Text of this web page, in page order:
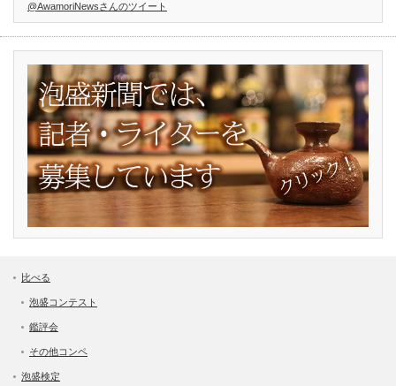
@AwamoriNewsさんのツイート
比べる
泡盛コンテスト
鑑評会
その他コンペ
泡盛検定